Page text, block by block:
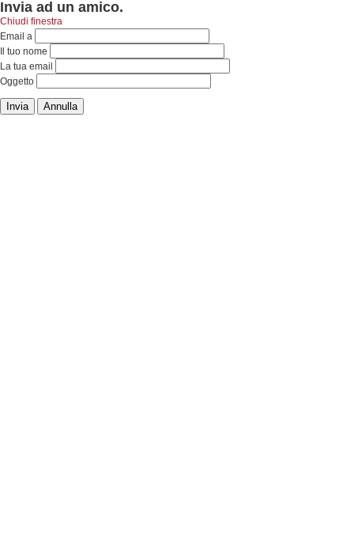
Invia ad un amico.
Chiudi finestra
Email a
Il tuo nome
La tua email
Oggetto
Invia Annulla